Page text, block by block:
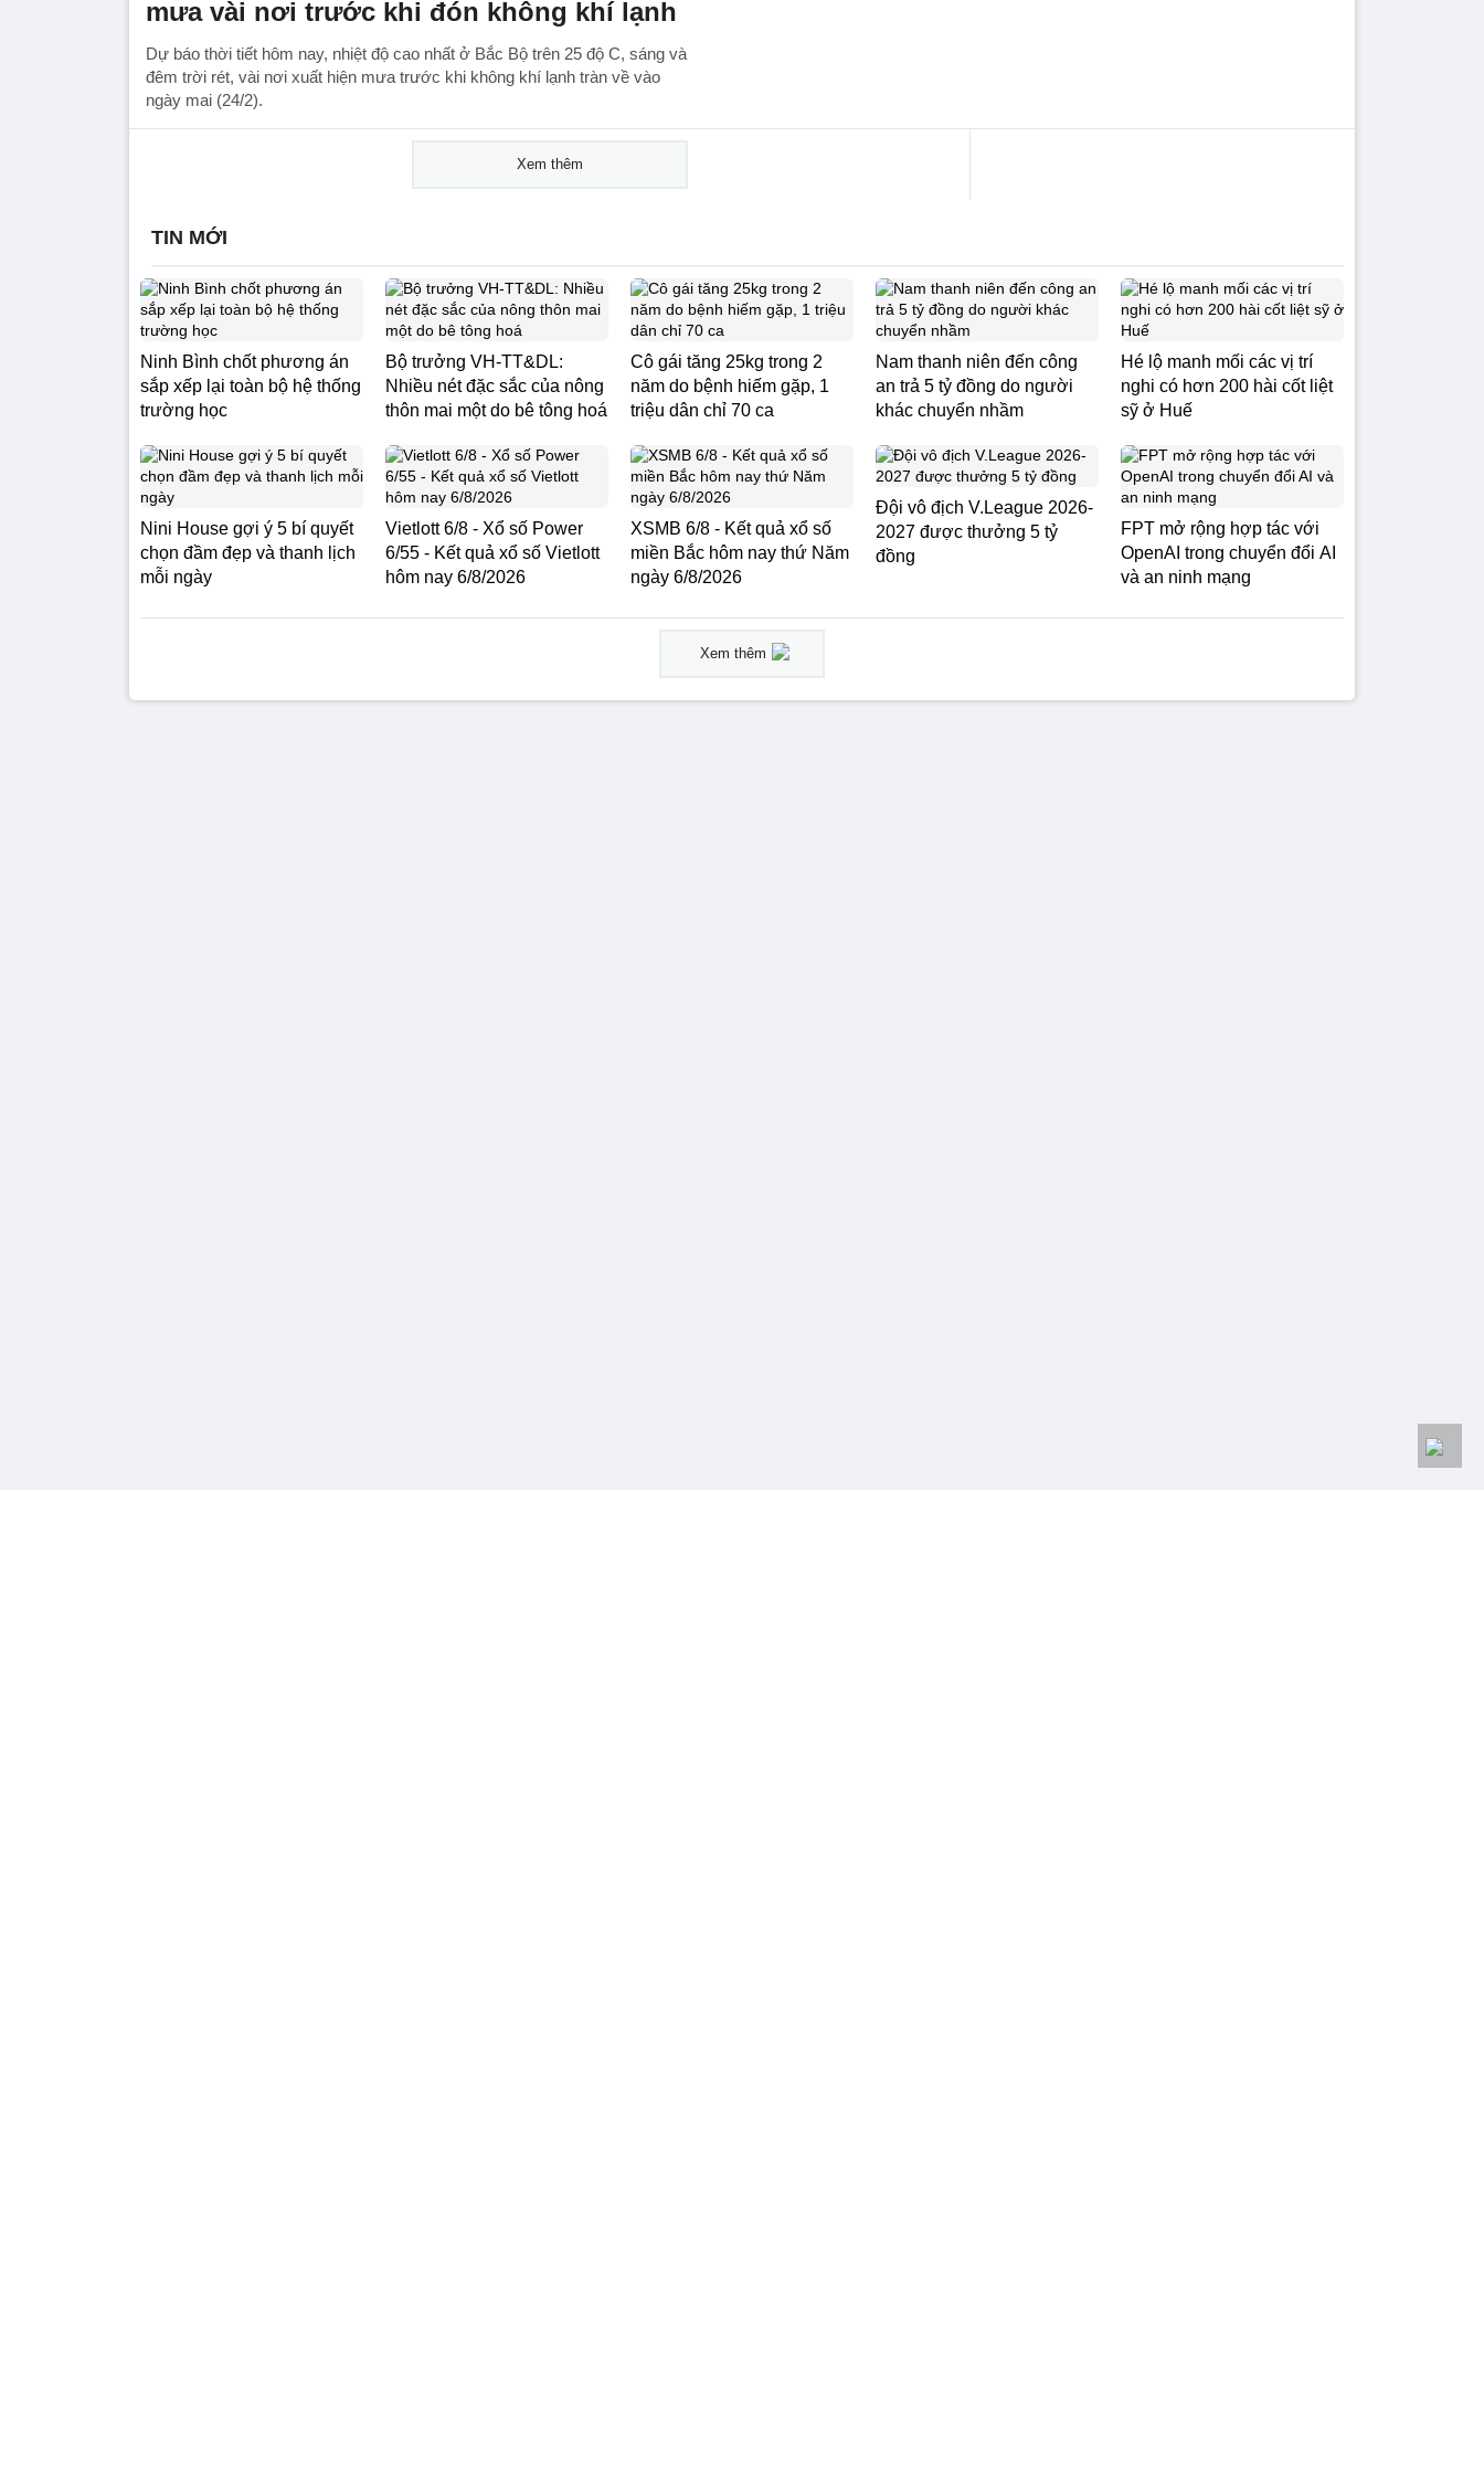
mưa vài nơi trước khi đón không khí lạnh
Dự báo thời tiết hôm nay, nhiệt độ cao nhất ở Bắc Bộ trên 25 độ C, sáng và
đêm trời rét, vài nơi xuất hiện mưa trước khi không khí lạnh tràn về vào
ngày mai (24/2).
Xem thêm
TIN MỚI
Ninh Bình chốt phương án
sắp xếp lại toàn bộ hệ thống
trường học
Bộ trưởng VH-TT&DL:
Nhiều nét đặc sắc của nông
thôn mai một do bê tông hoá
Cô gái tăng 25kg trong 2
năm do bệnh hiếm gặp, 1
triệu dân chỉ 70 ca
Nam thanh niên đến công
an trả 5 tỷ đồng do người
khác chuyển nhầm
Hé lộ manh mối các vị trí
nghi có hơn 200 hài cốt liệt
sỹ ở Huế
Nini House gợi ý 5 bí quyết
chọn đầm đẹp và thanh lịch
mỗi ngày
Vietlott 6/8 - Xổ số Power
6/55 - Kết quả xổ số Vietlott
hôm nay 6/8/2026
XSMB 6/8 - Kết quả xổ số
miền Bắc hôm nay thứ Năm
ngày 6/8/2026
Đội vô địch V.League 2026-
2027 được thưởng 5 tỷ
đồng
FPT mở rộng hợp tác với
OpenAI trong chuyển đổi AI
và an ninh mạng
Xem thêm